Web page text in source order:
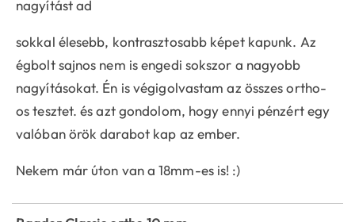
nagyítást ad
sokkal élesebb, kontrasztosabb képet kapunk. Az
égbolt sajnos nem is engedi sokszor a nagyobb
nagyításokat. Én is végigolvastam az összes ortho-
os tesztet. és azt gondolom, hogy ennyi pénzért egy
valóban örök darabot kap az ember.
Nekem már úton van a 18mm-es is! :)